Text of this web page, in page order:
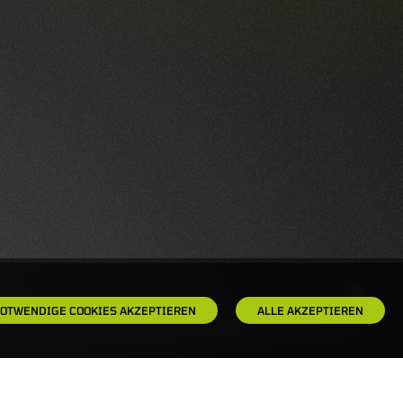
COOKIES AKZEPTIEREN ALLE AKZEPTIEREN